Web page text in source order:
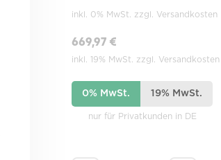
inkl. 0% MwSt. zzgl. Versandkosten
669,97 €
inkl. 19% MwSt. zzgl. Versandkosten
0% MwSt. 19% MwSt.
nur für Privatkunden in DE